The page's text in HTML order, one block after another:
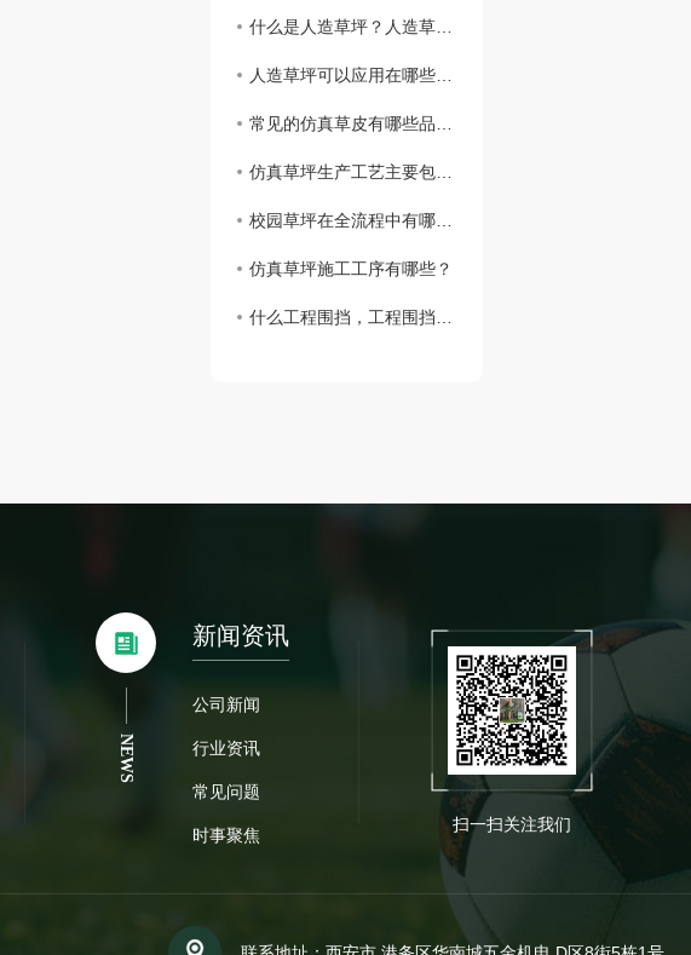
什么是人造草坪？人造草坪有哪些优点？
人造草坪可以应用在哪些场所？
常见的仿真草皮有哪些品种呢？
仿真草坪生产工艺主要包括哪些步骤？
校园草坪在全流程中有哪些常见问题？
仿真草坪施工工序有哪些？
什么工程围挡，工程围挡的作用？
新闻资讯
NEWS
公司新闻
行业资讯
常见问题
时事聚焦
扫一扫关注我们